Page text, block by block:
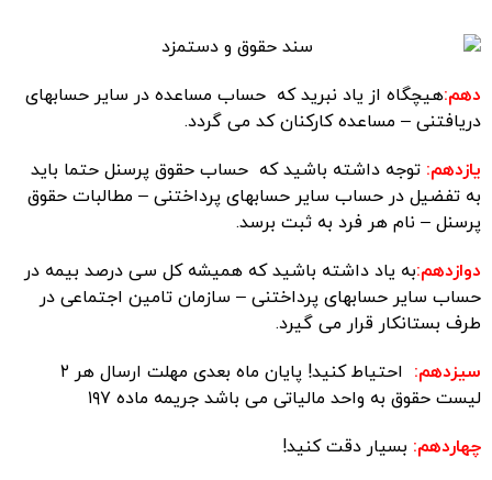
دهم:هیچگاه از یاد نبرید که حساب مساعده در سایر حسابهای
دریافتنی – مساعده کارکنان کد می گردد.
یازدهم: توجه داشته باشید که حساب حقوق پرسنل حتما باید
به تفضیل در حساب سایر حسابهای پرداختنی – مطالبات حقوق
پرسنل – نام هر فرد به ثبت برسد.
دوازدهم:به یاد داشته باشید که همیشه کل سی درصد بیمه در
حساب سایر حسابهای پرداختنی – سازمان تامین اجتماعی در
طرف بستانکار قرار می گیرد.
سیزدهم:
احتیاط کنید! پایان ماه بعدی مهلت ارسال هر ۲
لیست حقوق به واحد مالیاتی می باشد جریمه ماده ۱۹۷
چهاردهم: بسیار دقت کنید!